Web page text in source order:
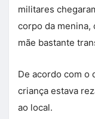
militares
corpo da menina,
mãe bastante
De acordo com o
criança estava
ao local.